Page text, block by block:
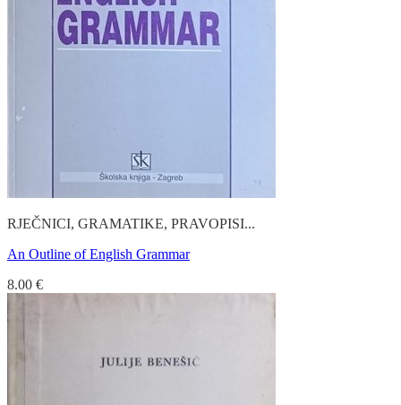
RJEČNICI, GRAMATIKE, PRAVOPISI...
An Outline of English Grammar
8.00 €